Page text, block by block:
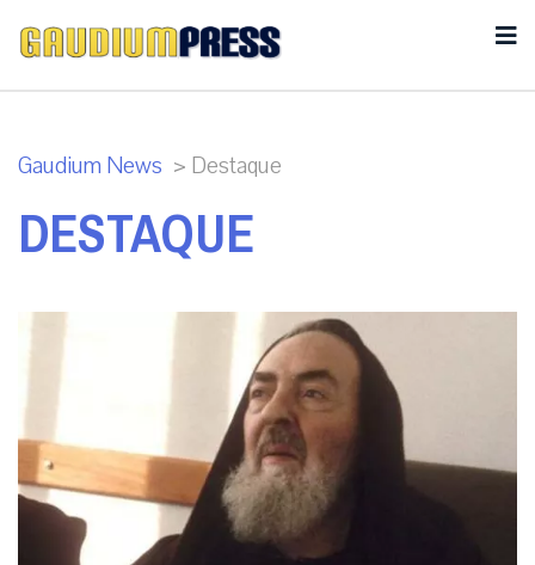
Gaudium News > Destaque
DESTAQUE